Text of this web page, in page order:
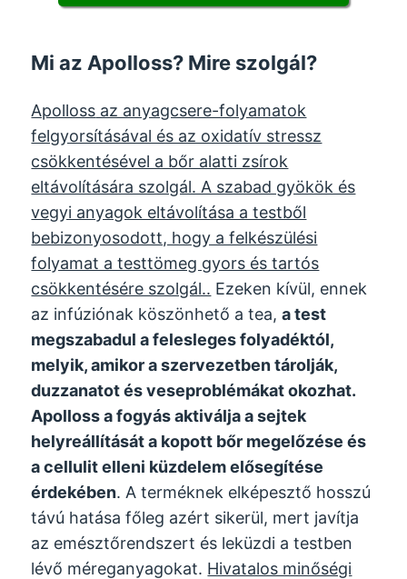
Mi az Apolloss? Mire szolgál?
Apolloss az anyagcsere-folyamatok
felgyorsításával és az oxidatív stressz
csökkentésével a bőr alatti zsírok
eltávolítására szolgál. A szabad gyökök és
vegyi anyagok eltávolítása a testből
bebizonyosodott, hogy a felkészülési
folyamat a testtömeg gyors és tartós
csökkentésére szolgál.. Ezeken kívül, ennek
az infúziónak köszönhető a tea,a test
megszabadul a felesleges folyadéktól,
melyik, amikor a szervezetben tárolják,
duzzanatot és veseproblémákat okozhat.
Apollossa fogyás aktiválja a sejtek
helyreállítását a kopott bőr megelőzése és
a cellulit elleni küzdelem elősegítése
érdekében. A terméknek elképesztő hosszú
távú hatása főleg azért sikerül, mert javítja
az emésztőrendszert és leküzdi a testben
lévő méreganyagokat. Hivatalos minőségi